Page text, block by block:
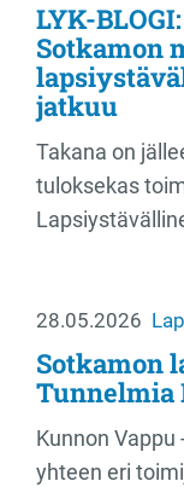
LYK-
Sotkamon
jatkuu
Takana on
tuloksekas
28.05.2026
Sotkamon
Tunnelmia
Kunnon
yhteen eri